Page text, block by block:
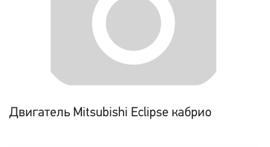
Двигатель Mitsubishi Eclipse кабрио